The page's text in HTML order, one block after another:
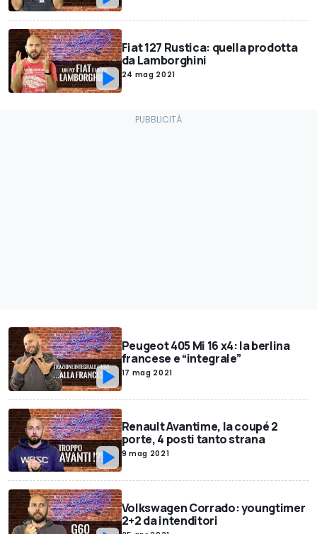
Fiat 127 Rustica: quella prodotta
da Lamborghini
24 mag 2021
Peugeot 405 Mi 16 x4: la berlina
francese e “integrale”
17 mag 2021
Renault Avantime, la coupé 2
porte, 4 posti tanto strana
9 mag 2021
Volkswagen Corrado: youngtimer
2+2 da intenditori